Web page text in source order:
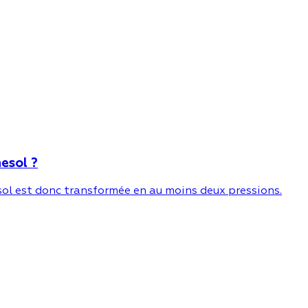
?
est donc transformée en au moins deux pressions.